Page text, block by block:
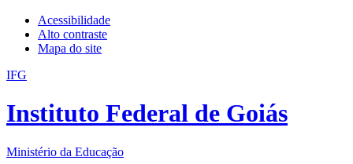
Acessibilidade
Alto contraste
Mapa do site
IFG
Instituto Federal de Goiás
Ministério da Educação